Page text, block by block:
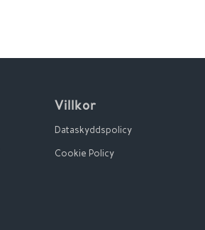
Villkor
Dataskyddspolicy
Cookie Policy